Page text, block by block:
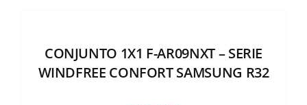
CONJUNTO 1X1 F-AR09NXT – SERIE
WINDFREE CONFORT SAMSUNG R32